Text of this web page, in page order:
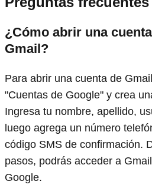
¿Cómo abrir una
Gmail?
Para abrir una cuenta de
"Cuentas de Google" y crea
Ingresa tu nombre, apellido,
luego agrega un número
código SMS de confirmación.
pasos, podrás acceder a
Google.